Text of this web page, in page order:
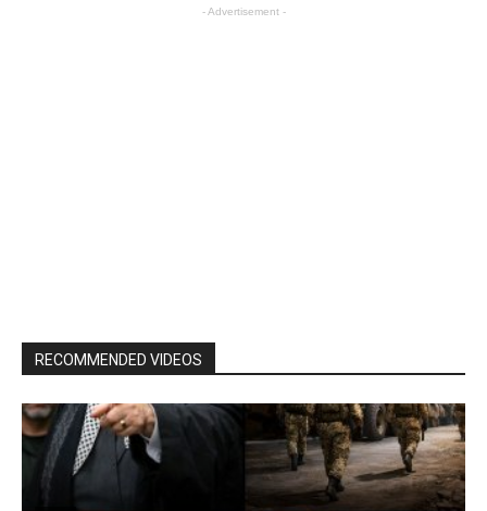
- Advertisement -
RECOMMENDED VIDEOS